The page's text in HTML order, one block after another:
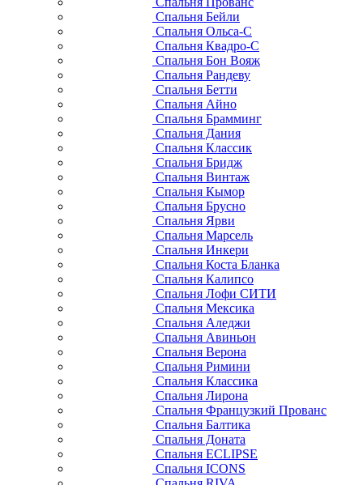
Спальня Бейли
Спальня Ольса-С
Спальня Квадро-С
Спальня Бон Вояж
Спальня Рандеву
Спальня Бетти
Спальня Айно
Спальня Брамминг
Спальня Дания
Спальня Классик
Спальня Бридж
Спальня Винтаж
Спальня Кымор
Спальня Брусно
Спальня Ярви
Спальня Марсель
Спальня Инкери
Спальня Коста Бланка
Спальня Калипсо
Спальня Лофи СИТИ
Спальня Мексика
Спальня Аледжи
Спальня Авиньон
Спальня Верона
Спальня Римини
Спальня Классика
Спальня Лирона
Спальня Французкий Прованс
Спальня Балтика
Спальня Доната
Спальня ECLIPSE
Спальня ICONS